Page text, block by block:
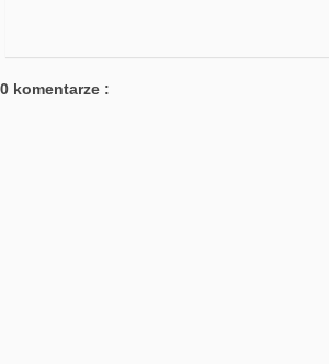
0 komentarze :